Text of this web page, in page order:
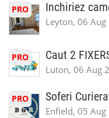
PRO Inchiriez
Leyton, 06
PRO Caut 2
Luton, 06 Aug
PRO Soferi
Enfield, 05